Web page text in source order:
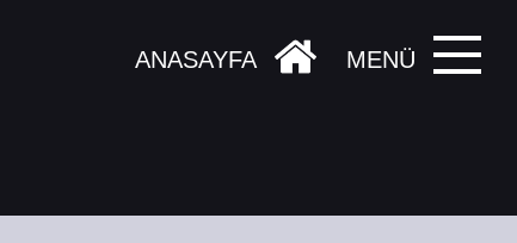
MENÜ
ANASAYFA